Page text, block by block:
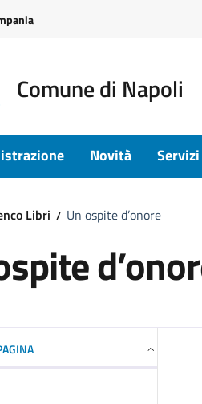
Comune di Napoli
Novità Servizi
Libri Un ospite d’onore